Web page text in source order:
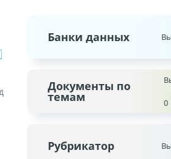
Банки данных
Документы по
темам 0
Рубрикатор